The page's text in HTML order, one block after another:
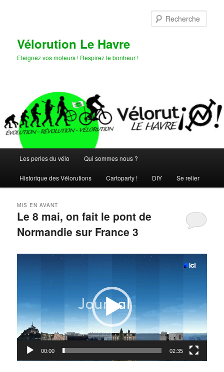
Vélorution Le Havre
Eteignez vos moteurs ! Respirez le bonheur !
principal
Les perles du vélo Qui sommes nous ?
Historique des Vélorutions Cartoparty ! DIY Se relier
Le 8 mai, on fait le pont de
Normandie sur France 3
MIS EN AVANT
00:00 02:35